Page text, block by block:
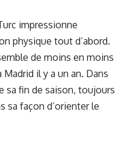
impressionne
physique tout d’abord.
de moins en moins
il y a un an. Dans
sa fin de saison, toujours
sa façon d’orienter le